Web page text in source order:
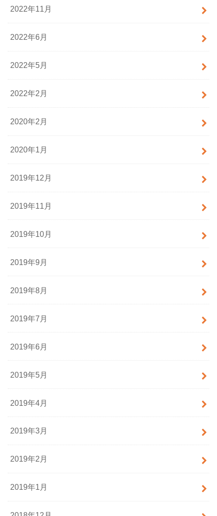
2022年11月
2022年6月
2022年5月
2022年2月
2020年2月
2020年1月
2019年12月
2019年11月
2019年10月
2019年9月
2019年8月
2019年7月
2019年6月
2019年5月
2019年4月
2019年3月
2019年2月
2019年1月